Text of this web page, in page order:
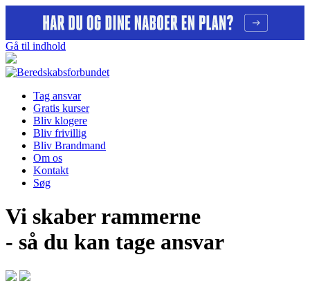
Gå til indhold
Tag ansvar
Gratis kurser
Bliv klogere
Bliv frivillig
Bliv Brandmand
Om os
Kontakt
Søg
Vi skaber rammerne
- så du kan tage ansvar